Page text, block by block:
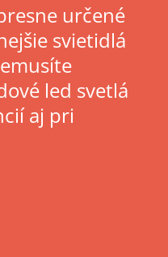
určené
svietidlá
led svetlá
aj pri